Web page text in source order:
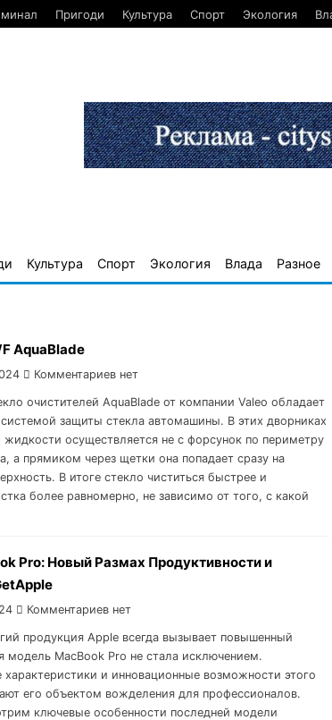
Пригоди Культура Спорт Экология
Культура Спорт Экология Влада Разное
AquaBlade
Комментариев нет
очистителей AquaBlade от компании Valeo обладает
защиты стекла автомашины. В этих дворниках
осуществляется не с форсунок по периметру
а прямиком через щетки она попадает сразу на
В итоге стекло чиститься быстрее и
более равномерно, не зависимо от того, с какой
Pro: Новый Размах Продуктивности и
Комментариев нет
продукция Apple всегда вызывает повышенный
модель MacBook Pro не стала исключением.
и инновационные возможности этого
его объектом вожделения для профессионалов.
ключевые особенности последней модели